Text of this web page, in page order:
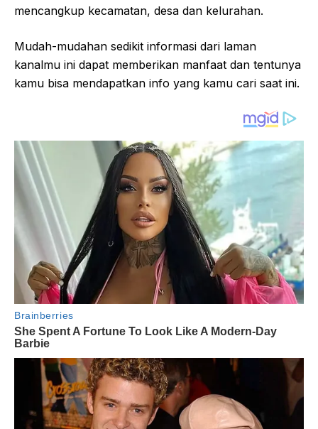
mencangkup kecamatan, desa dan kelurahan.
Mudah-mudahan sedikit informasi dari laman
kanalmu ini dapat memberikan manfaat dan tentunya
kamu bisa mendapatkan info yang kamu cari saat ini.